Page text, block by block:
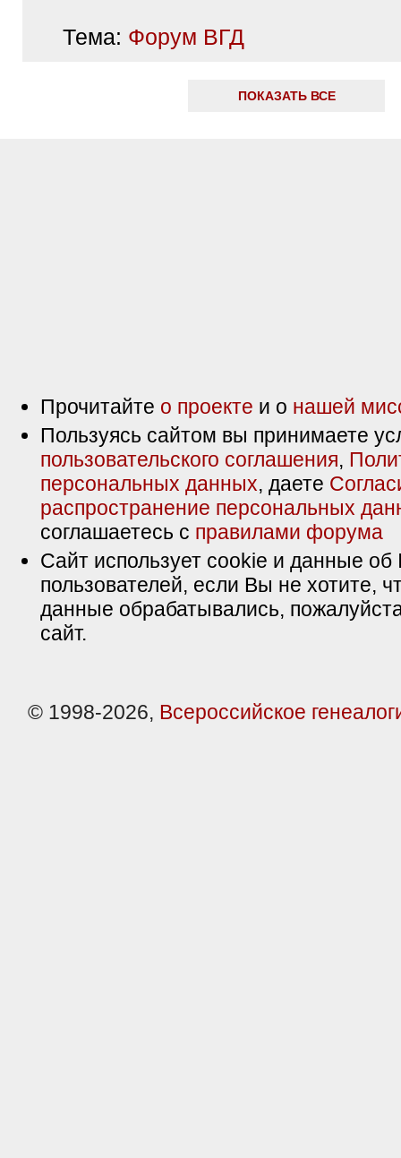
Тема: Форум ВГД
ПОКАЗАТЬ ВСЕ
Прочитайте о проекте и о нашей
Пользуясь сайтом вы принимаете
пользовательского соглашения,
персональных данных, даете
распространение персональных
соглашаетесь с правилами форума
Сайт использует cookie и данные об
пользователей, если Вы не хотите,
данные обрабатывались,
сайт.
© 1998-2026, Всероссийское